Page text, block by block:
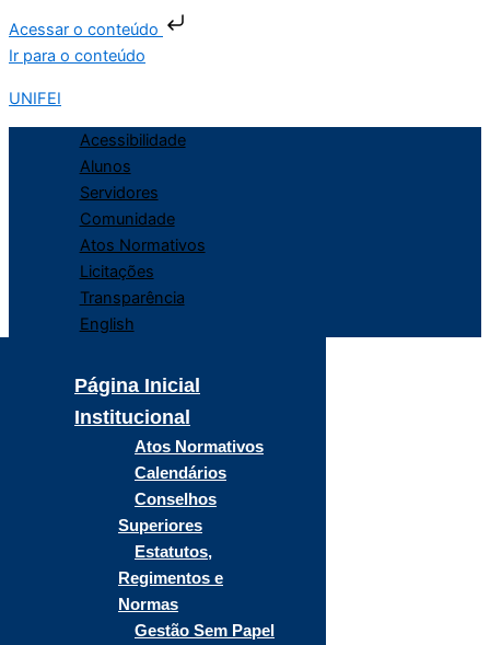
Acessar o conteúdo
Ir para o conteúdo
UNIFEI
Acessibilidade
Alunos
Servidores
Comunidade
Atos Normativos
Licitações
Transparência
English
Página Inicial
Institucional
Atos Normativos
Calendários
Conselhos
Superiores
Estatutos,
Regimentos e
Normas
Gestão Sem Papel